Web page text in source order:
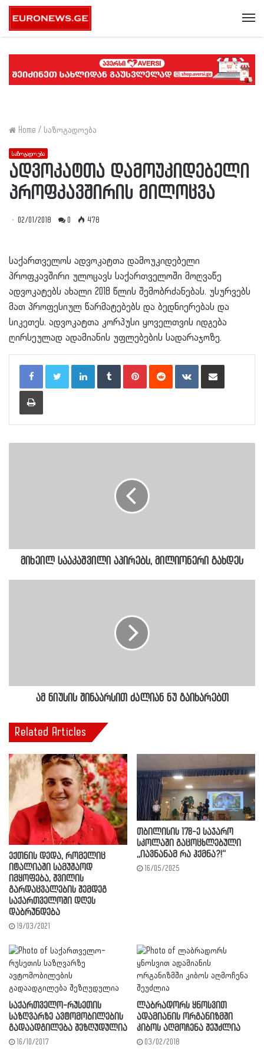
Home / საზოგადოება
საზოგადოება
ადვოკატთა დამოუკიდებელი
პროფკავშირის მილოცვა
02/01/2018 0 478
საქართველოს ადვოკატთა დამოუკიდებელი
პროფკავშირი ულოცავს საქართველოში მოღვაწე
ადვოკატებს ახალი 2018 წლის შემობრძანებას. უსურვებს
მათ პროფესიულ წარმატებებს და ბედნიერებას და
სიკეთეს. ადვოკატთა კორპუსი ყოველთვის იდგება
ღირსეულად ადამიანის უფლებების სადარაჯოზე.
LinkedInTumblr PinterestReddit VKontakteShare via Email
Print
მიხეილ სააკაშვილი აპირებს, მილიონერი გახდეს
ამ ნიუსის შინაარსით ძალიან ნუ გაიხარებთ
Related Articles
ექთნის დედა, რომელიც
იტალიაში სამუშაოდ
იმყოფება, შვილის
გარდაცვალების შემდეგ
საქართველოში დღეს
დაბრუნდება
19/03/2021
თბილისის 178-ე საჯარო
სკოლაში გაცოცხლებული
,,იავნანამ რა ჰქმნა?!“
16/05/2025
საქართველო-რუსეთის
საზღვარზე ავტომობილების
გადაადგილება შეზღუდულია
16/10/2017
ლაბრადორს ყნოსვით
ადამიანის ორგანიზმში
კიბოს აღმოჩენა შეუძლია
03/02/2018